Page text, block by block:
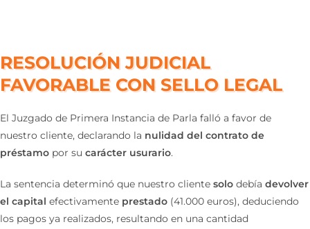
RESOLUCIÓN JUDICIAL
FAVORABLE CON SELLO LEGAL
El Juzgado de Primera Instancia de Parla falló a favor de
nuestro cliente, declarando la nulidad del contrato de
préstamo por su carácter usurario.
La sentencia determinó que nuestro cliente solo debía devolver
el capital efectivamente prestado (41.000 euros), deduciendo
los pagos ya realizados, resultando en una cantidad